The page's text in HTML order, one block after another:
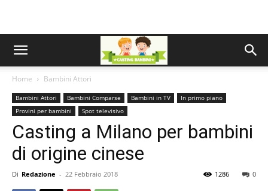
Home Bambini Attori
Bambini Attori Bambini Comparse Bambini in TV
In primo piano
Provini per bambini
Spot televisivo
Casting a Milano per bambini
di origine cinese
Di Redazione - 22 Febbraio 2018 0
1286